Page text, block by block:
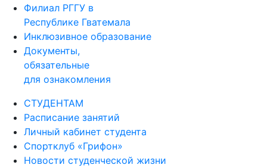
Филиал РГГУ в
Республике Гватемала
Инклюзивное образование
Документы,
обязательные
для ознакомления
СТУДЕНТАМ
Расписание занятий
Личный кабинет студента
Спортклуб «Грифон»
Новости студенческой жизни